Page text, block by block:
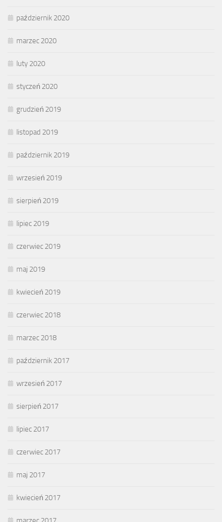
październik 2020
marzec 2020
luty 2020
styczeń 2020
grudzień 2019
listopad 2019
październik 2019
wrzesień 2019
sierpień 2019
lipiec 2019
czerwiec 2019
maj 2019
kwiecień 2019
czerwiec 2018
marzec 2018
październik 2017
wrzesień 2017
sierpień 2017
lipiec 2017
czerwiec 2017
maj 2017
kwiecień 2017